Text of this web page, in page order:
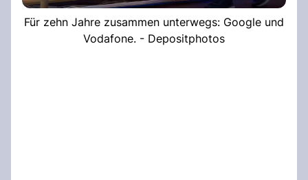
Für zehn Jahre zusammen unterwegs: Google und
Vodafone. - Depositphotos